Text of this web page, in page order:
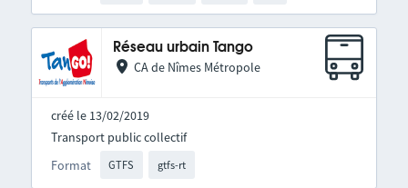
Réseau urbain Tango
CA de Nîmes Métropole
créé le 13/02/2019
Format GTFS gtfs-rt
Transport public collectif